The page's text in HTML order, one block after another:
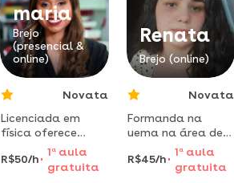
maria
Brejo
(presencial &
online)
Novata
Licenciada em
física oferece
aulas didáticas
com foco em
resolução de
R$50/h
1 a aula
gratuita
Renata
Brejo (online)
Novata
Formanda na
uema na área de
licenciatura em
uma didática que
R$45/h
1 aaula
gratuita